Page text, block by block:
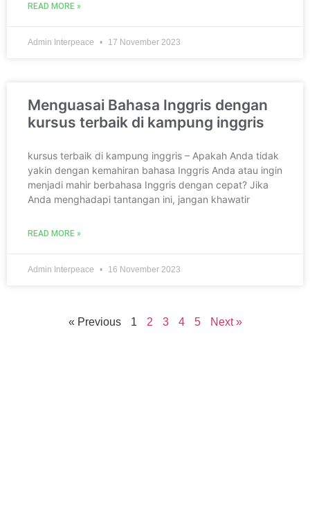
READ MORE »
Admin Interpeace 17 November 2023
Menguasai Bahasa Inggris dengan
kursus terbaik di kampung inggris
kursus terbaik di kampung inggris – Apakah Anda tidak
yakin dengan kemahiran bahasa Inggris Anda atau ingin
menjadi mahir berbahasa Inggris dengan cepat? Jika
Anda menghadapi tantangan ini, jangan khawatir
READ MORE »
Admin Interpeace 16 November 2023
« Previous 1 2 3 4 5 Next »